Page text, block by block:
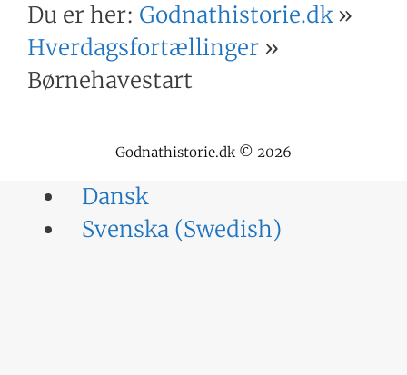
Du er her: Godnathistorie.dk»
Hverdagsfortællinger »
Børnehavestart
Godnathistorie.dk © 2026
Dansk
Svenska (Swedish)